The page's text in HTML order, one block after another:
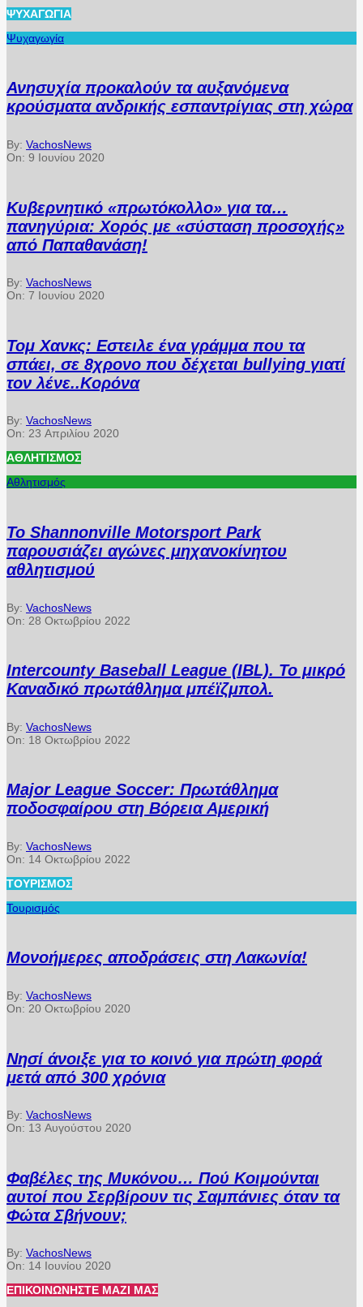
ΨΥΧΑΓΩΓΊΑ
Ψυχαγωγία
Ανησυχία προκαλούν τα αυξανόμενα
κρούσματα ανδρικής εσπαντρίγιας στη χώρα
By: VachosNews
On: 9 Ιουνίου 2020
Κυβερνητικό «πρωτόκολλο» για τα…
πανηγύρια: Χορός με «σύσταση προσοχής»
από Παπαθανάση!
By: VachosNews
On: 7 Ιουνίου 2020
Τομ Χανκς: Εστειλε ένα γράμμα που τα
σπάει, σε 8χρονο που δέχεται bullying γιατί
τον λένε..Κορόνα
By: VachosNews
On: 23 Απριλίου 2020
ΑΘΛΗΤΙΣΜΌΣ
Αθλητισμός
Το Shannonville Motorsport Park
παρουσιάζει αγώνες μηχανοκίνητου
αθλητισμού
By: VachosNews
On: 28 Οκτωβρίου 2022
Intercounty Baseball League (IBL). Το μικρό
Καναδικό πρωτάθλημα μπέϊζμπολ.
By: VachosNews
On: 18 Οκτωβρίου 2022
Major League Soccer: Πρωτάθλημα
ποδοσφαίρου στη Βόρεια Αμερική
By: VachosNews
On: 14 Οκτωβρίου 2022
ΤΟΥΡΙΣΜΌΣ
Τουρισμός
Μονοήμερες αποδράσεις στη Λακωνία!
By: VachosNews
On: 20 Οκτωβρίου 2020
Νησί άνοιξε για το κοινό για πρώτη φορά
μετά από 300 χρόνια
By: VachosNews
On: 13 Αυγούστου 2020
Φαβέλες της Μυκόνου… Πού Κοιμούνται
αυτοί που Σερβίρουν τις Σαμπάνιες όταν τα
Φώτα Σβήνουν;
By: VachosNews
On: 14 Ιουνίου 2020
ΕΠΙΚΟΙΝΩΝΉΣΤΕ ΜΑΖΊ ΜΑΣ